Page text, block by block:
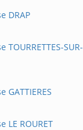
DRAP
SUR-
ROURET